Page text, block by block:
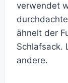
verwendet
ähnelt der
Schlafsack.
andere.